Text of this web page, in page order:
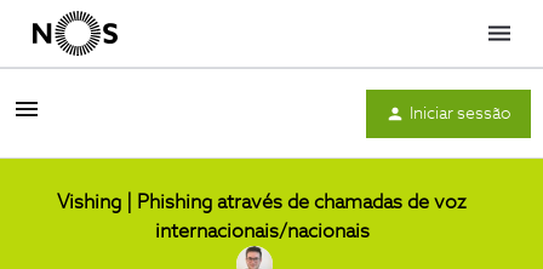
Menu
Iniciar sessão
Vishing | Phishing através de chamadas de voz
internacionais/nacionais